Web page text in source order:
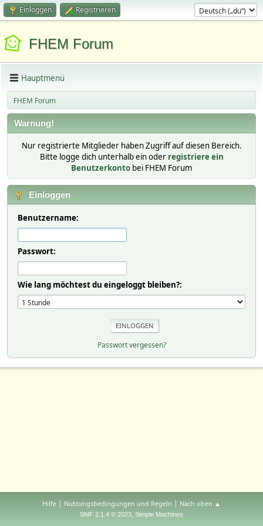
Einloggen Registrieren
FHEM Forum
Hauptmenü
FHEM Forum
Warnung!
Nur registrierte Mitglieder haben Zugriff auf diesen Bereich.
Bitte logge dich unterhalb ein oder registriere ein
Benutzerkonto bei FHEM Forum
Einloggen
Benutzername:
Passwort:
Wie lang möchtest du eingeloggt bleiben?:
Passwort vergessen?
Hilfe | Nutzungsbedingungen und Regeln | Nach oben ▲
SMF 2.1.4 © 2023, Simple Machines